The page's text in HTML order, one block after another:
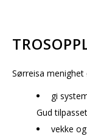
Sørreisa
gi
Gud
vekke